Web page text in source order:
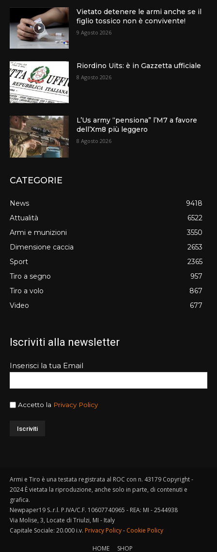
Vietato detenere le armi anche se il
figlio tossico non è convivente!
9 Agosto 2026
Riordino Uits: è in Gazzetta ufficiale
8 Agosto 2026
L’Us army “pensiona” l’M7 a favore
dell’Xm8 più leggero
8 Agosto 2026
CATEGORIE
News
9418
Attualità
6522
Armi e munizioni
3550
Dimensione caccia
2653
Sport
2365
Tiro a segno
957
Tiro a volo
867
Video
677
Iscriviti alla newsletter
Inserisci la tua Email
Accetto la Privacy Policy
Armi e Tiro è una testata registrata al ROC con n. 43179 Copyright -
2024 È vietata la riproduzione, anche solo in parte, di contenuti e
grafica.
Newpaper19 S..r.l. P.IVA/C.F. 10607740965 - REA: MI - 2544938
Via Molise, 3, Locate di Triulzi, MI - Italy
Capitale Sociale: 20.000 i.v. Privacy Policy- Cookie Policy
HOME SHOP